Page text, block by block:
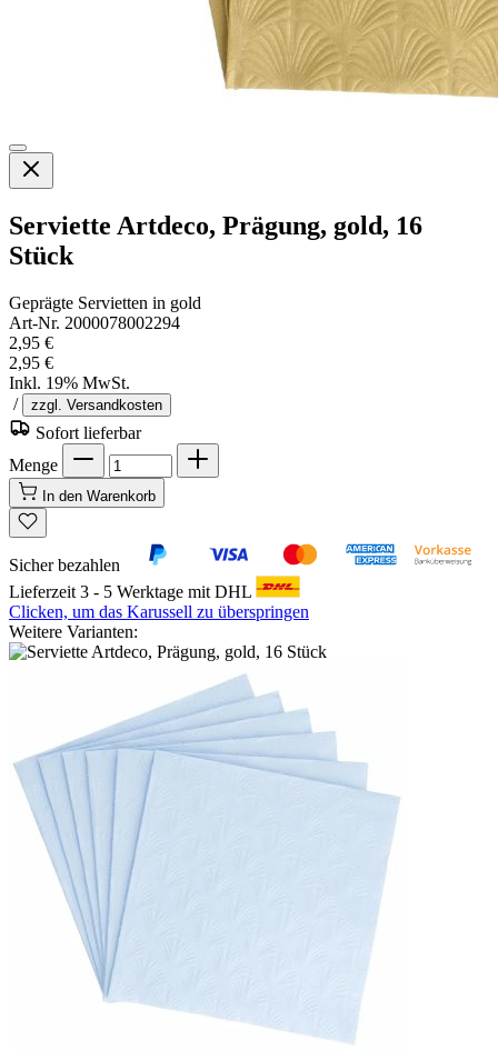
Serviette Artdeco, Prägung, gold, 16
Stück
Geprägte Servietten in gold
Art-Nr. 2000078002294
2,95 €
2,95 €
Inkl. 19% MwSt.
/
zzgl. Versandkosten
Sofort lieferbar
Menge
In den Warenkorb
Sicher bezahlen
Lieferzeit 3 - 5 Werktage mit DHL
Clicken, um das Karussell zu überspringen
Weitere Varianten: